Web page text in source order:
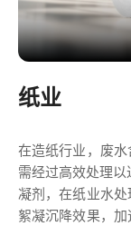
纸业
在造纸行业，废水
需经过高效处理
凝剂，在纸业水
絮凝沉降效果，